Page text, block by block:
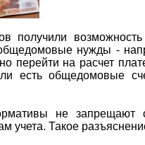
получили
нужды -
перейти на расчет
есть общедомовые
не запрещают
Такое